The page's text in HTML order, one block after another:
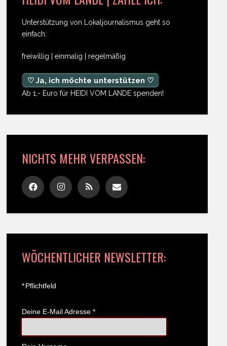
Unterstützung von Lokaljournalismus geht so
einfach:
freiwillig | einmalig | regelmäßig
♡ Ja, ich möchte unterstützen ♡
Ab 1,- Euro für HEIDI VOM LANDE spenden!
NICHTS MEHR VERPASSEN:
WÖCHENTLICHER NEWSLETTER:
*Pflichtfeld
Deine E-Mail Adresse *